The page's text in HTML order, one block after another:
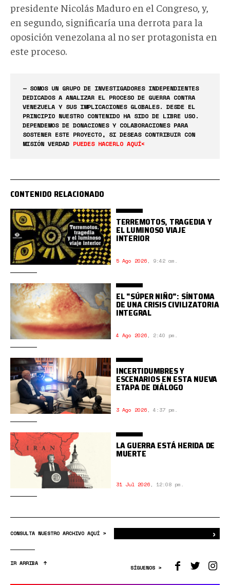
presidente Nicolás Maduro en el Congreso, y,
en segundo, significaría una derrota para la
oposición venezolana al no ser protagonista en
este proceso.
— SOMOS UN GRUPO DE INVESTIGADORES INDEPENDIENTES
DEDICADOS A ANALIZAR EL PROCESO DE GUERRA CONTRA
VENEZUELA Y SUS IMPLICACIONES GLOBALES. DESDE EL
PRINCIPIO NUESTRO CONTENIDO HA SIDO DE LIBRE USO.
DEPENDEMOS DE DONACIONES Y COLABORACIONES PARA
SOSTENER ESTE PROYECTO, SI DESEAS CONTRIBUIR CON
MISIÓN VERDAD PUEDES HACERLO AQUÍ<
CONTENIDO RELACIONADO
TERREMOTOS, TRAGEDIA Y
EL LUMINOSO VIAJE
INTERIOR
5 Ago 2026, 9:42 am.
EL "SÚPER NIÑO": SÍNTOMA
DE UNA CRISIS CIVILIZATORIA
INTEGRAL
4 Ago 2026, 2:40 pm.
INCERTIDUMBRES Y
ESCENARIOS EN ESTA NUEVA
ETAPA DE DIÁLOGO
3 Ago 2026, 4:37 pm.
LA GUERRA ESTÁ HERIDA DE
MUERTE
31 Jul 2026, 12:08 pm.
CONSULTA NUESTRO ARCHIVO AQUÍ > ›
IR ARRIBA
SÍGUENOS >